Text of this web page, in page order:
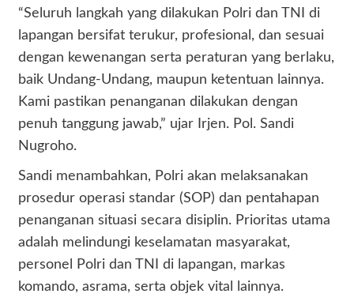
“Seluruh langkah yang dilakukan Polri dan TNI di
lapangan bersifat terukur, profesional, dan sesuai
dengan kewenangan serta peraturan yang berlaku,
baik Undang-Undang, maupun ketentuan lainnya.
Kami pastikan penanganan dilakukan dengan
penuh tanggung jawab,” ujar Irjen. Pol. Sandi
Nugroho.
Sandi menambahkan, Polri akan melaksanakan
prosedur operasi standar (SOP) dan pentahapan
penanganan situasi secara disiplin. Prioritas utama
adalah melindungi keselamatan masyarakat,
personel Polri dan TNI di lapangan, markas
komando, asrama, serta objek vital lainnya.